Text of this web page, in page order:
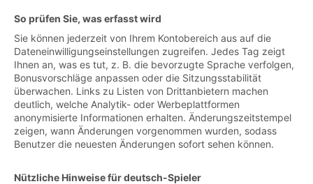
So prüfen Sie, was erfasst wird
Sie können jederzeit von Ihrem Kontobereich aus auf die
Dateneinwilligungseinstellungen zugreifen. Jedes Tag zeigt
Ihnen an, was es tut, z. B. die bevorzugte Sprache verfolgen,
Bonusvorschläge anpassen oder die Sitzungsstabilität
überwachen. Links zu Listen von Drittanbietern machen
deutlich, welche Analytik- oder Werbeplattformen
anonymisierte Informationen erhalten. Änderungszeitstempel
zeigen, wann Änderungen vorgenommen wurden, sodass
Benutzer die neuesten Änderungen sofort sehen können.
Nützliche Hinweise für deutsch-Spieler